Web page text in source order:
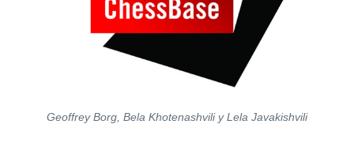
Geoffrey Borg, Bela Khotenashvili y Lela Javakishvili